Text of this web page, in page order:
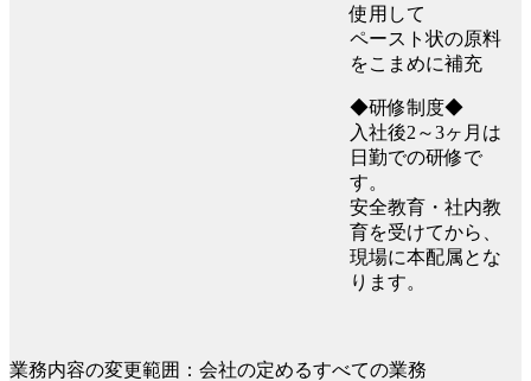
使用して
ペースト状の原料
をこまめに補充
◆研修制度◆
入社後2～3ヶ月は
日勤での研修で
す。
安全教育・社内教
育を受けてから、
現場に本配属とな
ります。
業務内容の変更範囲：会社の定めるすべての業務